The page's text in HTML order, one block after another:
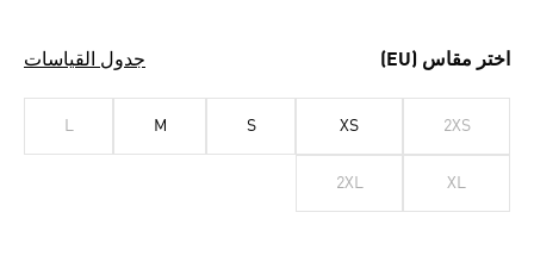
اختر مقاس (EU) جدول القياسات
2XS
XS
S
M
L
XL
2XL